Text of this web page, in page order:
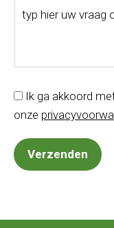
Ik ga akkoord
onze